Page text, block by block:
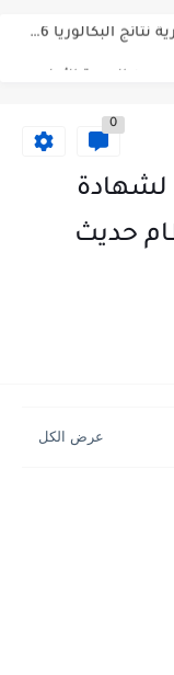
سلم تصحيح مادة اللغة العربية لشهادة التعليم الاساسي والاعدادية الشرعية...
دورة 2026
0
لشهادة
حديث